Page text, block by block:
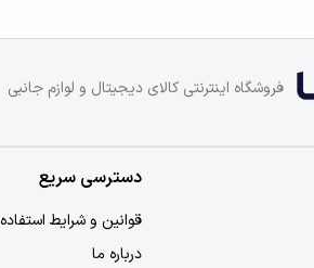
فروشگاه اینترنتی کالای دیجیتال و لوازم جانبی
دسترسی سریع
قوانین و شرایط استفاده
درباره ما